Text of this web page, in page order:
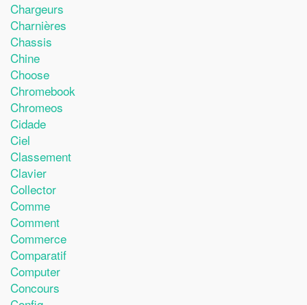
Chargeurs
Charnières
Chassis
Chine
Choose
Chromebook
Chromeos
Cidade
Ciel
Classement
Clavier
Collector
Comme
Comment
Commerce
Comparatif
Computer
Concours